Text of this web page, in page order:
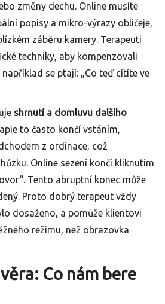
změny dechu. Online musíte
popisy a mikro-výrazy obličeje,
záběru kamery. Terapeuti
techniky, aby kompenzovali
se ptají: „Co teď cítíte ve
shrnutí a domluvu dalšího
to často končí vstáním,
z ordinace, což
Online sezení končí kliknutím
Tento abruptní konec může
Proto dobrý terapeut vždy
dosaženo, a pomůže klientovi
režimu, než obrazovka
Co nám bere